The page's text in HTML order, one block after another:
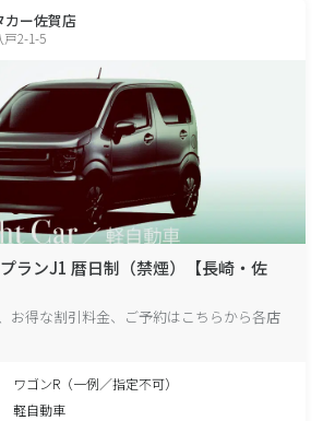
カー佐賀店
2-1-5
ランJ1 暦日制（禁煙）【長崎・佐
お得な割引料金、ご予約はこちらから各店
ワゴンR（一例／指定不可）
軽自動車